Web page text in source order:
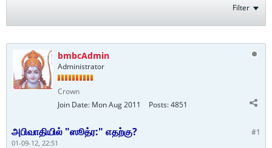
Filter
bmbcAdmin
Administrator
Crown
Join Date: Mon Aug 2011 Posts:4851
#1
அபிவாதியில் "ஸூத்ர:" எதற்கு?
01-09-12, 22:51